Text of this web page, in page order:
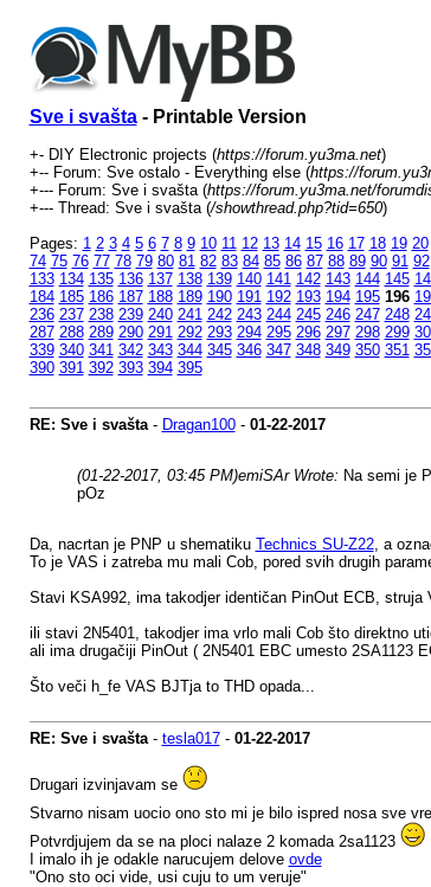
Sve i svašta- Printable Version
+- DIY Electronic projects (https://forum.yu3ma.net)
+-- Forum: Sve ostalo - Everything else (https://
+--- Forum: Sve i svašta (https://forum.yu3ma.net/
+--- Thread: Sve i svašta (/showthread.php?tid=650)
Pages: 1 2 3 4 5 6 7 8 9 10 11 12 13 14 15 16 17 18 19 20
74 75 76 77 78 79 80 81 82 83 84 85 86 87 88 89 90 91 92
133 134 135 136 137 138 139 140 141 142 143 144 145
184 185 186 187 188 189 190 191 192 193 194 195 196
236 237 238 239 240 241 242 243 244 245 246 247 248
287 288 289 290 291 292 293 294 295 296 297 298 299
339 340 341 342 343 344 345 346 347 348 349 350 351
390 391 392 393 394 395
RE: Sve i svašta- Dragan100- 01-22-2017
(01-22-2017, 03:45 PM)emiSAr Wrote: Na semi je
pOz
Da, nacrtan je PNP u shematiku Technics SU-Z22, a
To je VAS i zatreba mu mali Cob, pored svih drugih
Stavi KSA992, ima takodjer identičan PinOut ECB,
ili stavi 2N5401, takodjer ima vrlo mali Cob što direktno
ali ima drugačiji PinOut ( 2N5401 EBC umesto 2SA1123
Što veči h_fe VAS BJTja to THD opada...
RE: Sve i svašta- tesla017- 01-22-2017
Drugari izvinjavam se
Stvarno nisam uocio ono sto mi je bilo ispred nosa sve
Potvrdjujem da se na ploci nalaze 2 komada 2sa1123
I imalo ih je odakle narucujem delove ovde
"Ono sto oci vide, usi cuju to um veruje"